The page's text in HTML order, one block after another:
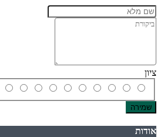
ציון
שמירה
אודות